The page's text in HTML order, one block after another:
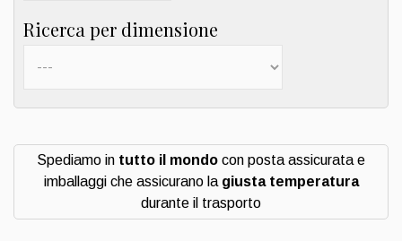
Ricerca per dimensione
Spediamo in tutto il mondo con posta assicurata e
imballaggi che assicurano la giusta temperatura
durante il trasporto